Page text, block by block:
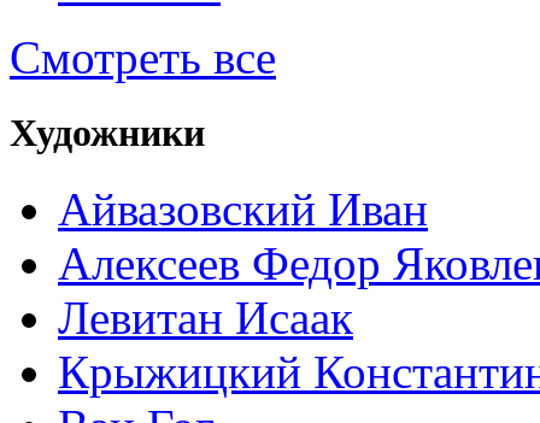
Смотреть все
Художники
Айвазовский Иван
Алексеев Федор
Левитан Исаак
Крыжицкий